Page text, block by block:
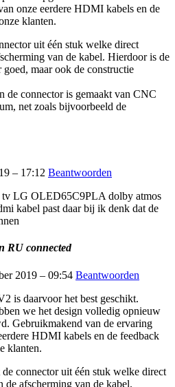
onze eerdere HDMI kabels en de
klanten.
uit één stuk welke direct
van de kabel. Hierdoor is de
goed, maar ook de constructie
de connector is gemaakt van CNC
net zoals bijvoorbeeld de
– 17:12 Beantwoorden
tv LG OLED65C9PLA dolby atmos
kabel past daar bij ik denk dat de
RU connected
2019 – 09:54 Beantwoorden
is daarvoor het best geschikt.
we het design volledig opnieuw
Gebruikmakend van de ervaring
HDMI kabels en de feedback
klanten.
de connector uit één stuk welke direct
de afscherming van de kabel.